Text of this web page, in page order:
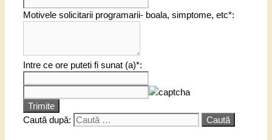
Motivele solicitarii programarii- boala, simptome, etc*:
Intre ce ore puteti fi sunat (a)*:
Trimite
Caută după: